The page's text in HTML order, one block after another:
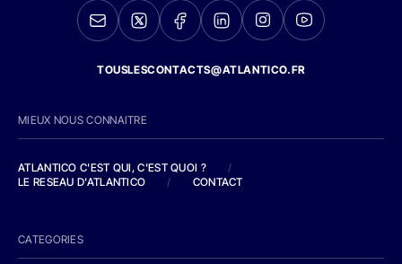
TOUSLESCONTACTS@ATLANTICO.FR
MIEUX NOUS CONNAITRE
ATLANTICO C'EST QUI, C'EST QUOI ?
/
LE RESEAU D'ATLANTICO
/ CONTACT
CATEGORIES